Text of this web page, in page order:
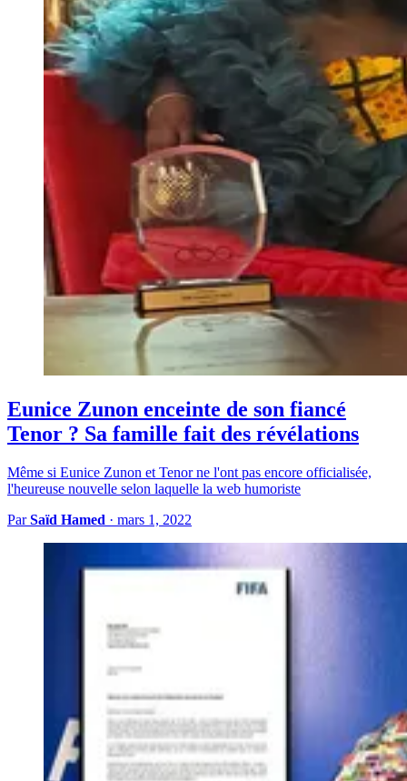
Eunice Zunon enceinte de son fiancé
Tenor ? Sa famille fait des révélations
Même si Eunice Zunon et Tenor ne l'ont pas encore officialisée,
l'heureuse nouvelle selon laquelle la web humoriste
ParSaïd Hamed · mars 1, 2022